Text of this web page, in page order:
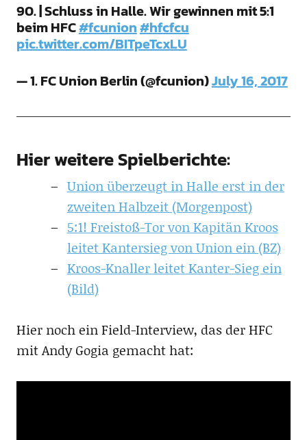
90. | Schluss in Halle. Wir gewinnen mit 5:1
beim HFC#fcunion#hfcfcu
pic.twitter.com/BITpeTcxLU
— 1. FC Union Berlin (@fcunion)July 16, 2017
Hier weitere Spielberichte:
Union überzeugt in Halle erst in der
zweiten Halbzeit (Morgenpost)
5:1! Freistoß-Tor von Kapitän Kroos
leitet Kantersieg von Union ein (BZ)
Kroos-Knaller leitet Kanter-Sieg ein
(Bild)
Hier noch ein Field-Interview, das der HFC
mit Andy Gogia gemacht hat: